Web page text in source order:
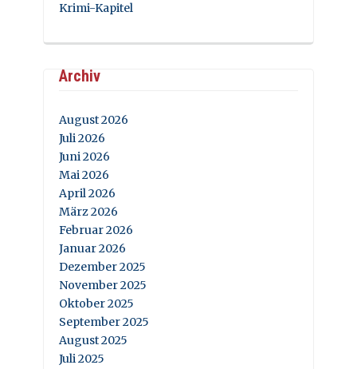
Krimi-Kapitel
Archiv
August 2026
Juli 2026
Juni 2026
Mai 2026
April 2026
März 2026
Februar 2026
Januar 2026
Dezember 2025
November 2025
Oktober 2025
September 2025
August 2025
Juli 2025